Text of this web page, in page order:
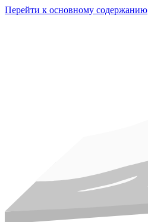
Перейти к основному содержанию